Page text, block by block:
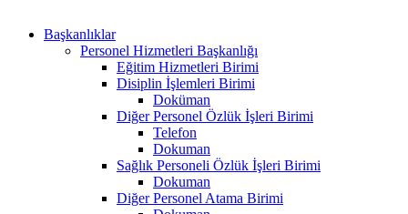
Başkanlıklar
Personel Hizmetleri Başkanlığı
Eğitim Hizmetleri Birimi
Disiplin İşlemleri Birimi
Doküman
Diğer Personel Özlük İşleri Birimi
Telefon
Dokuman
Sağlık Personeli Özlük İşleri Birimi
Dokuman
Diğer Personel Atama Birimi